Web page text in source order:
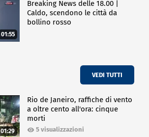
01:55
Breaking News delle 18.00 |
Caldo, scendono le città da
bollino rosso
VEDI TUTTI
01:29
Rio de Janeiro, raffiche di vento
a oltre cento all'ora: cinque
morti
5 visualizzazioni